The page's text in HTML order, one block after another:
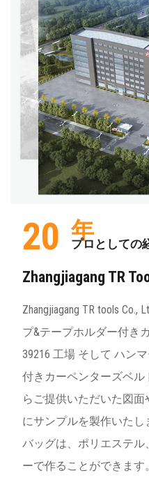
20 年
プロとしての
Zhangjiagang TR
Zhangjiagang TR tools Co.,
プ&テープホルダー付き
39216 工場 そして ハン
付きカーペンターズベル
らご提供いただいた図
にサンプルを製作いた
バッグは、ポリエステ
ーで作ることができま